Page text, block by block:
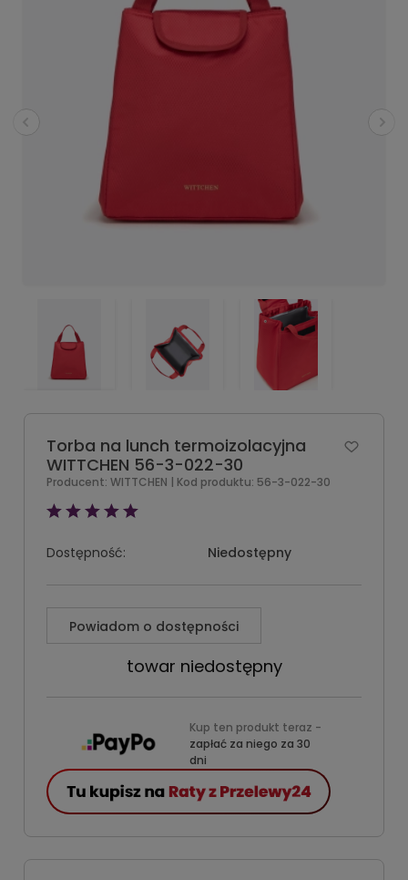
Torba na lunch termoizolacyjna
WITTCHEN 56-3-022-30
Producent: WITTCHEN | Kod produktu: 56-3-022-30
Dostępność: Niedostępny
Powiadom o dostępności
towar niedostępny
Kup ten produkt teraz -
zapłać za niego za 30
dni